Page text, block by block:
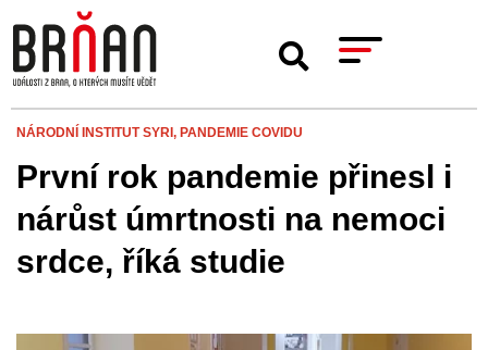
NÁRODNÍ INSTITUT SYRI, PANDEMIE COVIDU
První rok pandemie přinesl i
nárůst úmrtnosti na nemoci
srdce, říká studie